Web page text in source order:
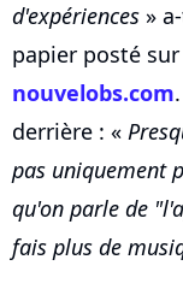
d'expériences »
papier posté
nouvelobs.com
derrière : «
pas uniquement
qu'on parle de
fais plus de